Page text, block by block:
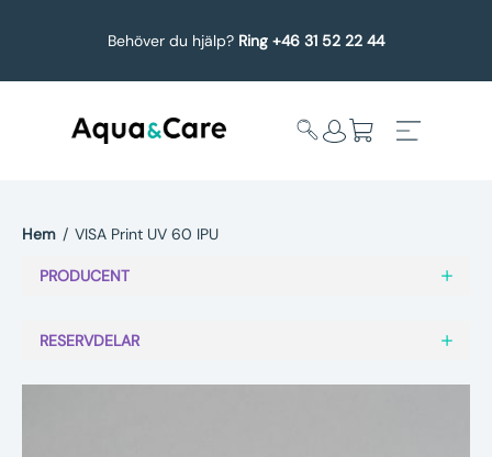
Behöver du hjälp? Ring +46 31 52 22 44
undermeny
Service
Hem / VISA Print UV 60 IPU
PRODUCENT
RESERVDELAR